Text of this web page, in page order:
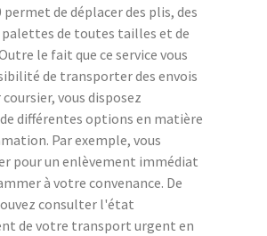
permet de déplacer des plis, des
palettes de toutes tailles et de
le fait que ce service vous
de transporter des envois
vous disposez
différentes options en matière
Par exemple, vous
pour un enlèvement immédiat
à votre convenance. De
consulter l'état
de votre transport urgent en